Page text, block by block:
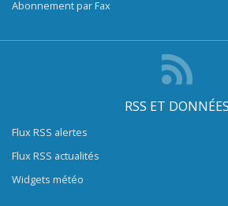
Abonnement par Fax
RSS ET DONNÉES
Flux RSS alertes
Flux RSS actualités
Widgets météo